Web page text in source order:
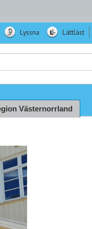
Lyssna Lättläst
Västernorrland